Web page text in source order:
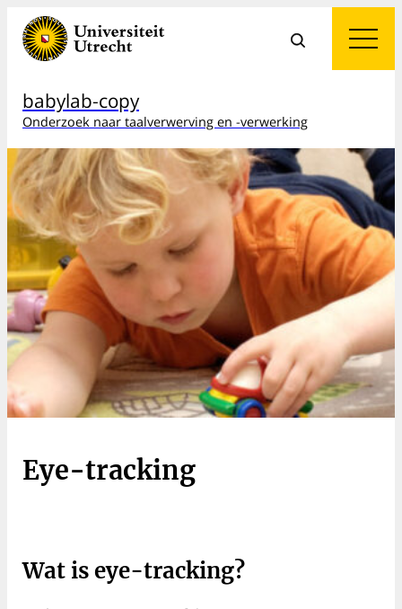
babylab-copy
Onderzoek naar taalverwerving en -verwerking
Eye-tracking
Wat is eye-tracking?